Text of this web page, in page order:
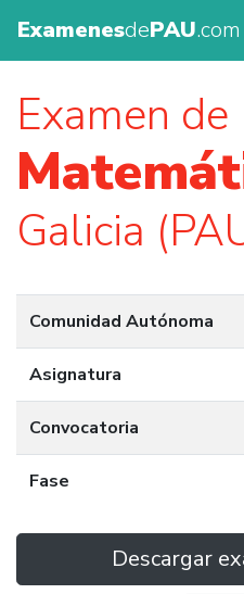
ExamenesdePAU.com
Examen de
Galicia
Comunidad Autónoma
Asignatura
Convocatoria
Fase
Descargar